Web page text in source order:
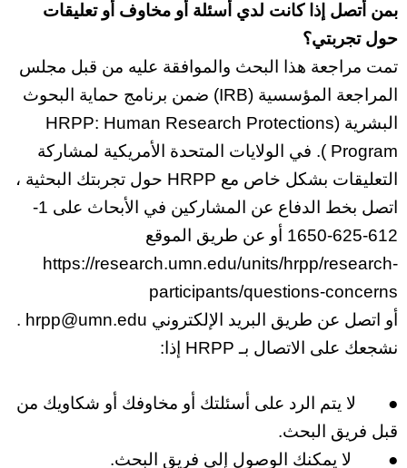
بمن أتصل إذا كانت لدي أسئلة أو مخاوف أو تعليقات
حول تجربتي؟
تمت مراجعة هذا البحث والموافقة عليه من قبل مجلس
المراجعة المؤسسية (
IRB) ضمن برنامج حماية البحوث
البشرية (HRP
P: Human Research Protections
Program ). في الولايات المتحدة الأمريكية لمشاركة
التعليقات بشكل خاص مع HRPP حول تجربتك البحثية ،
اتصل بخط الدفاع عن المشاركين في الأبحاث على
1-
612-625-1650
أو عن طريق الموقع
https://research.umn.edu/units/hrpp/research-
participants/questions-concerns
أو اتصل عن طريق البريد الإلكتروني hrpp@umn.edu
.
نشجعك على الاتصال بـ HRPP إذا:
●
لا يتم الرد على أسئلتك أو مخاوفك أو شكاويك من
قبل فريق البحث.
●
لا يمكنك الوصول إلى فريق البحث.